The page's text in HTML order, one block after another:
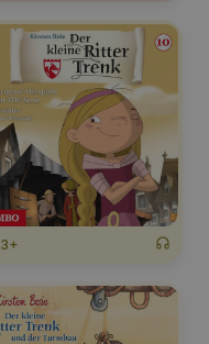
3+